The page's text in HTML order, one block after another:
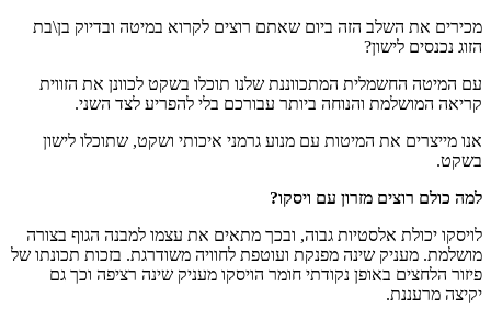
מכירים את השלב הזה ביום שאתם רוצים לקרוא במיטה ובדיוק בן\בת
הזוג נכנסים לישון?
עם המיטה החשמלית המתכווננת שלנו תוכלו בשקט לכוונן את הזווית
קריאה המושלמת והנוחה ביותר עבורכם בלי להפריע לצד השני.
אנו מייצרים את המיטות עם מנוע גרמני איכותי ושקט, שתוכלו לישון
בשקט.
למה כולם רוצים מזרון עם ויסקו?
לויסקו יכולת אלסטיות גבוה, ובכך מתאים את עצמו למבנה הגוף בצורה
מושלמת. מעניק שינה מפנקת ועוטפת לחוויה משודרגת. בזכות תכונתו של
פיזור הלחצים באופן נקודתי חומר הויסקו מעניק שינה רציפה וכך גם
יקיצה מרעננת.